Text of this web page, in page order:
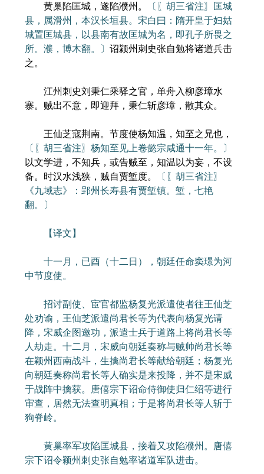
黄巢陷匡城，遂陷濮州。
〔〖胡三省注〗匡城
县，属滑州，本汉长垣县。宋白曰：隋开皇于妇姑
城置匡城县，以县南有故匡城为名，即孔子所畏之
所。濮，博木翻。〕 诏颍州刺史张自勉将诸道兵击
之。
江州刺史刘秉仁乘驿之官，单舟入柳彦璋水
寨。贼出不意，即迎拜，秉仁斩彦璋，散其众。
王仙芝寇荆南。节度使杨知温，知至之兄也，
〔〖胡三省注〗杨知至见上卷懿宗咸通十一年。〕
以文学进，不知兵，或告贼至，知温以为妄，不设
备。时汉水浅狭，贼自贾堑度。
〔〖胡三省注〗
《九域志》：郢州长寿县有贾堑镇。堑，七艳
翻。〕
【译文】
十一月，已酉（十二日），朝廷任命窦璟为河
中节度使。
招讨副使、宦官都监杨复光派遣使者往王仙芝
处劝谕，王仙芝派遣尚君长等为代表向杨复光请
降，宋威企图邀功，派遣士兵于道路上将尚君长等
人劫走。十二月，宋威向朝廷奏称与贼帅尚君长等
在颖州西南战斗，生擒尚君长等献给朝廷；杨复光
向朝廷奏称尚君长等人确实是来投降，并不是宋威
于战阵中擒获。唐僖宗下诏命侍御使归仁绍等进行
审查，居然无法查明真相；于是将尚君长等人斩于
狗脊岭。
黄巢率军攻陷匡城县，接着又攻陷濮州。唐僖
宗下诏令颖州刺史张自勉率诸道军队进击。